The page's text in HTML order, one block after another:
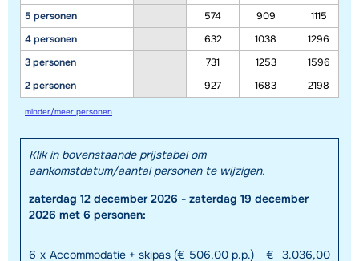
Deze kaart geeft een indicatie van de ligging van onze accommodaties. De
exacte locatie kan enigszins afwijken.
5 personen
4 personen
3 personen
2 personen
574
909
1115
632
1038
1296
731
1253
1596
927
1683 2198
minder/meer personen
Klik in bovenstaande prijstabel om
aankomstdatum/aantal personen te wijzigen.
zaterdag 12 december 2026 - zaterdag 19 december
2026 met 6 personen:
6 x Accommodatie + skipas (€ 506,00 p.p.) € 3.036,00